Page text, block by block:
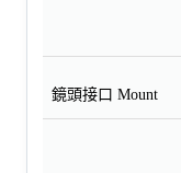
鏡頭接口 Mount